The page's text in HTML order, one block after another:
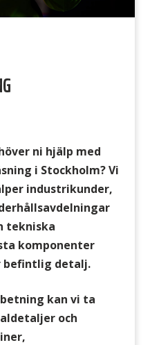
ni hjälp med
i Stockholm? Vi
industrikunder,
tekniska
komponenter
detalj.
kan vi ta
och